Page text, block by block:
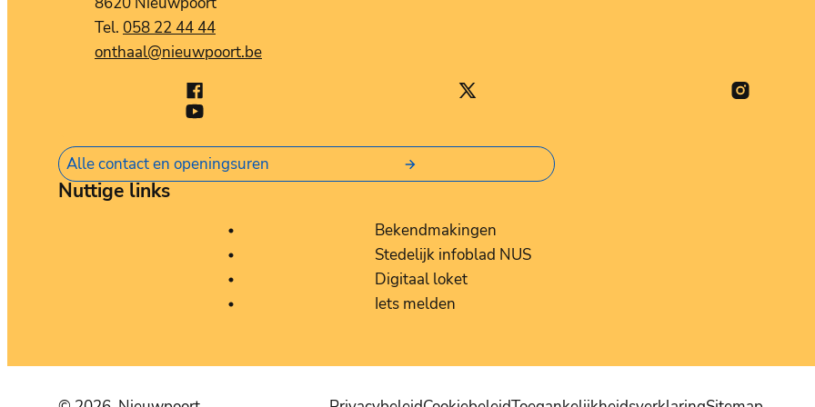
058 22 44 44
E-mailonthaal@nieuwpoort.be
Stad Nieuwpoort Stad Nieuwpoort Stad Nieuwpoort
Stad Nieuwpoort
Alle contact en openingsuren
Nuttige links
Bekendmakingen
Stedelijk infoblad NUS
Digitaal loket
Iets melden